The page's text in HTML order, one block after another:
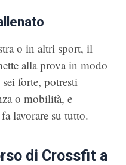
o in altri sport, il
alla prova in modo
forte, potresti
o mobilità, e
lavorare su tutto.
di Crossfit a